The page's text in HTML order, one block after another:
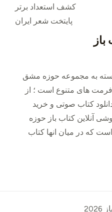
کشف استعداد برتر
پایتخت شعر ایران
به مجموعه حوزه مشق
فرمت های متنوع است ؛ از
کتاب صوتی و خرید
آنلاین کتاب باز حوزه
که در میان انها کتاب